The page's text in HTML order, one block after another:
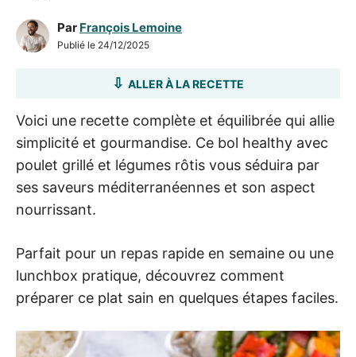
Par François Lemoine
Publié le 24/12/2025
ALLER À LA RECETTE
Voici une recette complète et équilibrée qui allie
simplicité et gourmandise. Ce bol healthy avec
poulet grillé et légumes rôtis vous séduira par
ses saveurs méditerranéennes et son aspect
nourrissant.
Parfait pour un repas rapide en semaine ou une
lunchbox pratique, découvrez comment
préparer ce plat sain en quelques étapes faciles.